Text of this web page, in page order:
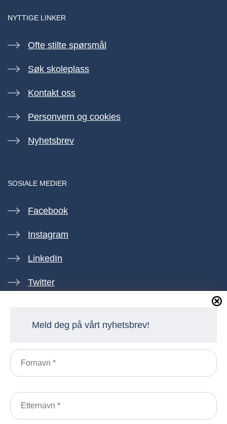
Meld deg på vårt nyhetsbrev!
NYTTIGE LINKER
Ofte stilte spørsmål
Søk skoleplass
Kontakt oss
Personvern og cookies
Nyhetsbrev
SOSIALE MEDIER
Facebook
Instagram
LinkedIn
Twitter